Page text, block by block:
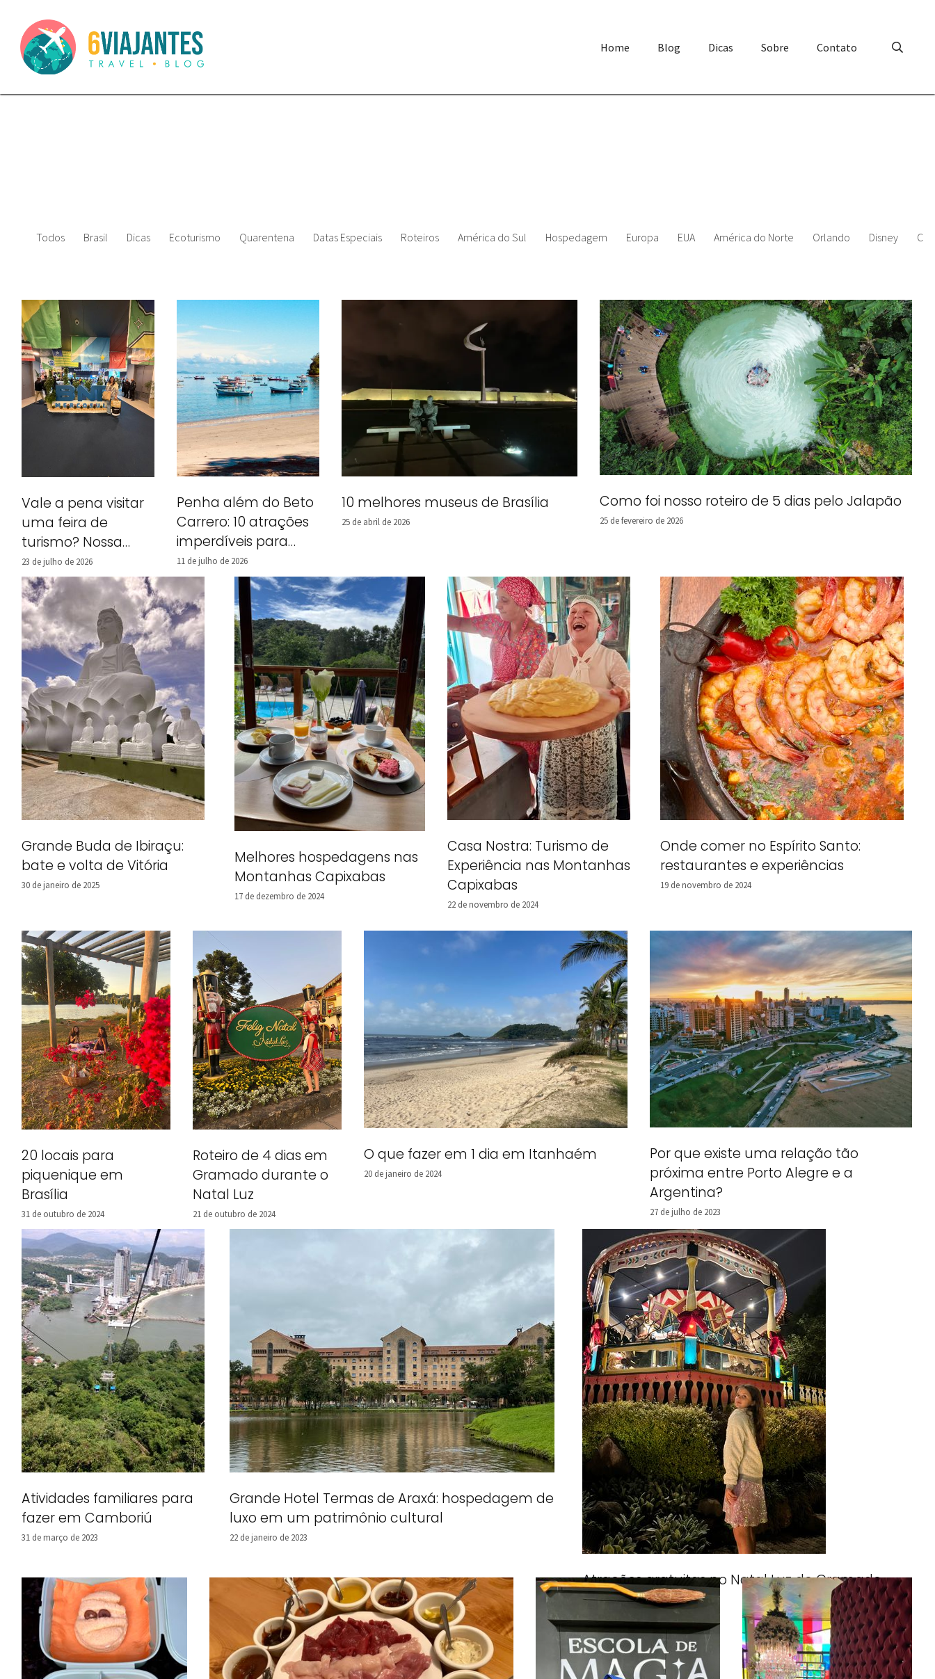
Home Blog Dicas Sobre Contato
Todos Brasil Dicas Ecoturismo Quarentena Datas Especiais Roteiros América do Sul Hospedagem Europa EUA América do Norte Orlando Disney
Vale a pena visitar
uma feira de
turismo? Nossa
experiência na BNT
Mercosul
23 de julho de 2026
Penha além do Beto
Carrero: 10 atrações
imperdíveis para
incluir no seu roteiro
11 de julho de 2026
10 melhores museus de Brasília
25 de abril de 2026
Como foi nosso roteiro de 5 dias pelo Jalapão
25 de fevereiro de 2026
Grande Buda de Ibiraçu:
bate e volta de Vitória
30 de janeiro de 2025
Melhores hospedagens nas
Montanhas Capixabas
17 de dezembro de 2024
Casa Nostra: Turismo de
Experiência nas Montanhas
Capixabas
22 de novembro de 2024
Onde comer no Espírito Santo:
restaurantes e experiências
19 de novembro de 2024
20 locais para
piquenique em
Brasília
31 de outubro de 2024
Roteiro de 4 dias em
Gramado durante o
Natal Luz
21 de outubro de 2024
O que fazer em 1 dia em Itanhaém
20 de janeiro de 2024
Por que existe uma relação tão
próxima entre Porto Alegre e a
Argentina?
27 de julho de 2023
Atividades familiares para
fazer em Camboriú
31 de março de 2023
Grande Hotel Termas de Araxá: hospedagem de
luxo em um patrimônio cultural
22 de janeiro de 2023
Atrações gratuitas no Natal Luz de Gramado
15 de dezembro de 2022